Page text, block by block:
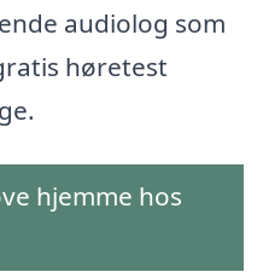
audiolog som
høretest
hjemme hos